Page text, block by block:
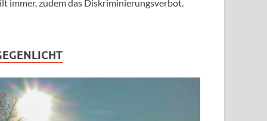
immer, zudem das Diskriminierungsverbot.